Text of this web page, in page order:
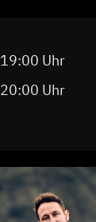
19:00 Uhr
20:00 Uhr